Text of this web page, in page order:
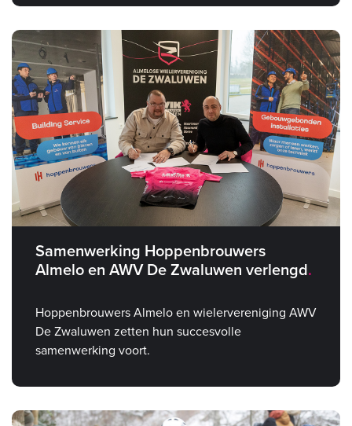
Samenwerking Hoppenbrouwers
Almelo en AWV De Zwaluwen verlengd
Hoppenbrouwers Almelo en wielervereniging AWV
De Zwaluwen zetten hun succesvolle
samenwerking voort.